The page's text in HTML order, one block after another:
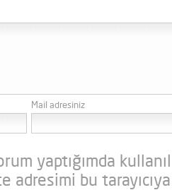
Mail adresiniz
yaptığımda
adresimi bu